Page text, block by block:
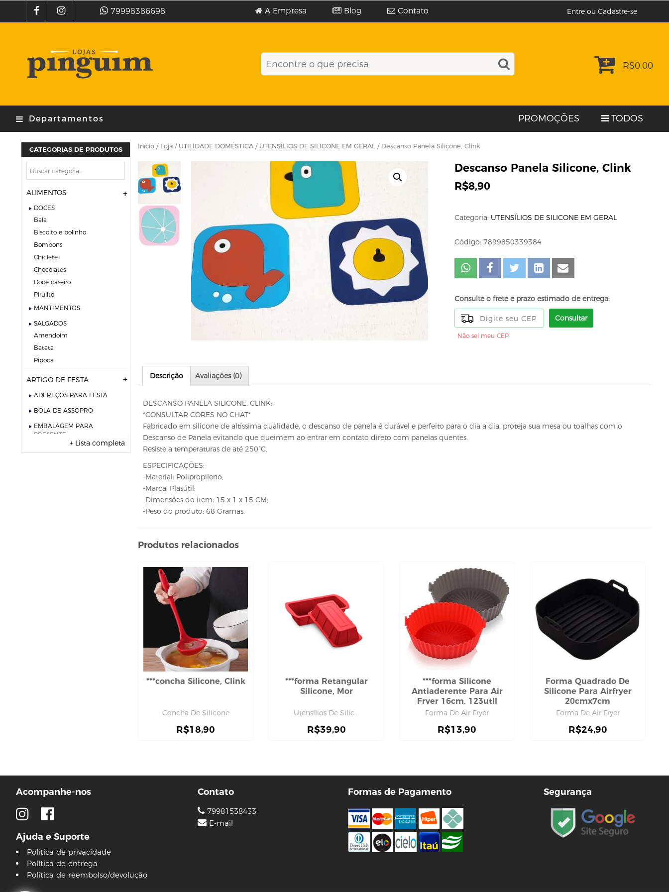
79998386698 A Empresa Blog Contato Entre ou Cadastre-se
R$0,00
Departamentos PROMOÇÕES TODOS
Início / Loja / UTILIDADE DOMÉSTICA / UTENSÍLIOS DE SILICONE EM GERAL / Descanso Panela Silicone, Clink
Descanso Panela Silicone, Clink
R$8,90
Categoria: UTENSÍLIOS DE SILICONE EM GERAL
Código: 7899850339384
Consulte o frete e prazo estimado de entrega:
Consultar
Não sei meu CEP
Descrição Avaliações (0)
DESCANSO PANELA SILICONE, CLINK;
*CONSULTAR CORES NO CHAT*
Fabricado em silicone de altíssima qualidade, o descanso de panela é durável e perfeito para o dia a dia, proteja sua mesa ou toalhas com o
Descanso de Panela evitando que queimem ao entrar em contato direto com panelas quentes.
Resiste a temperaturas de até 250°C.
ESPECIFICAÇÕES:
-Material: Polipropileno;
-Marca: Plasútil;
-Dimensões do item: 15 x 1 x 15 CM;
-Peso do produto: 68 Gramas.
Produtos relacionados
***concha Silicone, Clink
Concha De Silicone
R$18,90
***forma Retangular
Silicone, Mor
Utensílios De Silic...
R$39,90
***forma Silicone
Antiaderente Para Air
Fryer 16cm, 123util
Forma De Air Fryer
R$13,90
Forma Quadrado De
Silicone Para Airfryer
20cmx7cm
Forma De Air Fryer
R$24,90
CATEGORIAS DE PRODUTOS
ALIMENTOS
DOCES
bala
biscoito e bolinho
bombons
chiclete
chocolates
doce caseiro
pirulito
MANTIMENTOS
SALGADOS
amendoim
batata
pipoca
ARTIGO DE FESTA
ADEREÇOS PARA FESTA
BOLA DE ASSOPRO
EMBALAGEM PARA
PRESENTE
aparelho de babear
ELASTICOS
HIGIENE BOCAL
lenço umedecido
+ Lista completa
Acompanhe-nos
Ajuda e Suporte
Política de privacidade
Política de entrega
Política de reembolso/devolução
Contato
79981538433
E-mail
Formas de Pagamento Segurança